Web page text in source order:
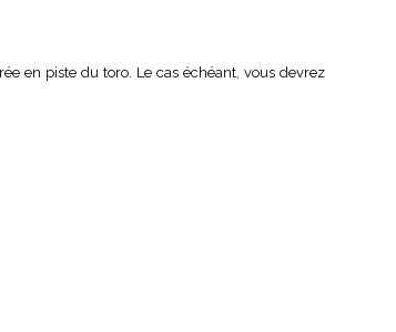
en piste du toro. Le cas échéant, vous devrez